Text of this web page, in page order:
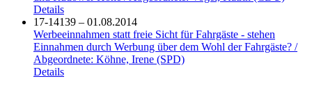
Details
17-14139 – 01.08.2014
Werbeeinnahmen statt freie Sicht für Fahrgäste - stehen
Einnahmen durch Werbung über dem Wohl der Fahrgäste? /
Abgeordnete: Köhne, Irene (SPD)
Details